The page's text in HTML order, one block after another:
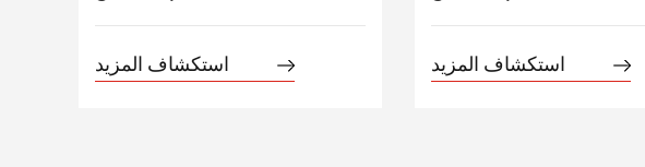
استكشاف المزيد استكشاف المزيد